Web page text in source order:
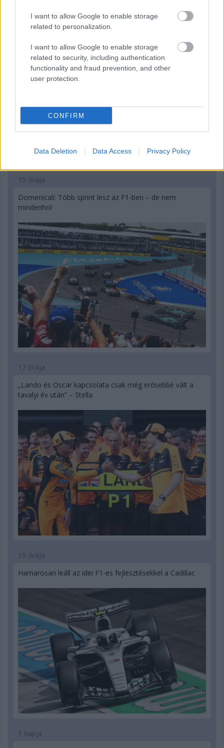
I want to allow Google to enable storage
related to personalization.
I want to allow Google to enable storage
related to security, including authentication
functionality and fraud prevention, and other
user protection.
CONFIRM
Data Deletion Data Access Privacy Policy
15 órája
Domenicali: Több sprint lesz az F1-ben – de nem
mindenhol
17 órája
„Lando és Oscar kapcsolata csak még erősebbé vált a
tavalyi év után” – Stella
19 órája
Hamarosan leáll az idei F1-es fejlesztésekkel a Cadillac
1 napja